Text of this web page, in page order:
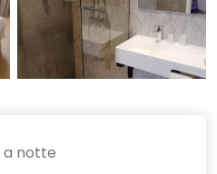
a notte